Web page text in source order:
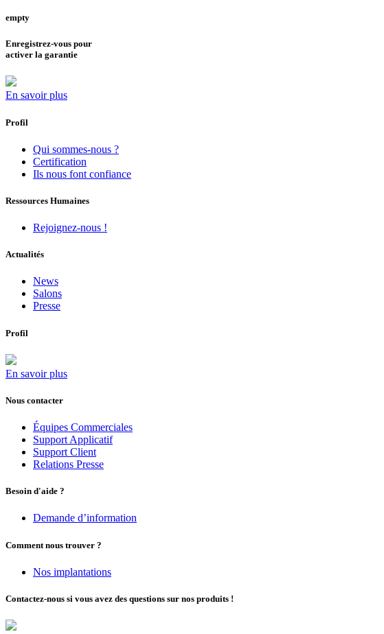
empty
Enregistrez-vous pour
activer la garantie
En savoir plus
Profil
Qui sommes-nous ?
Certification
Ils nous font confiance
Ressources Humaines
Rejoignez-nous !
Actualités
News
Salons
Presse
Profil
En savoir plus
Nous contacter
Équipes Commerciales
Support Applicatif
Support Client
Relations Presse
Besoin d'aide ?
Demande d’information
Comment nous trouver ?
Nos implantations
Contactez-nous si vous avez des questions sur nos produits !